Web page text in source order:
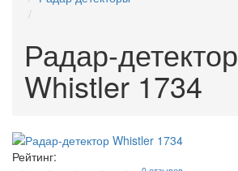
Радар-детектор
Whistler 1734
Рейтинг: